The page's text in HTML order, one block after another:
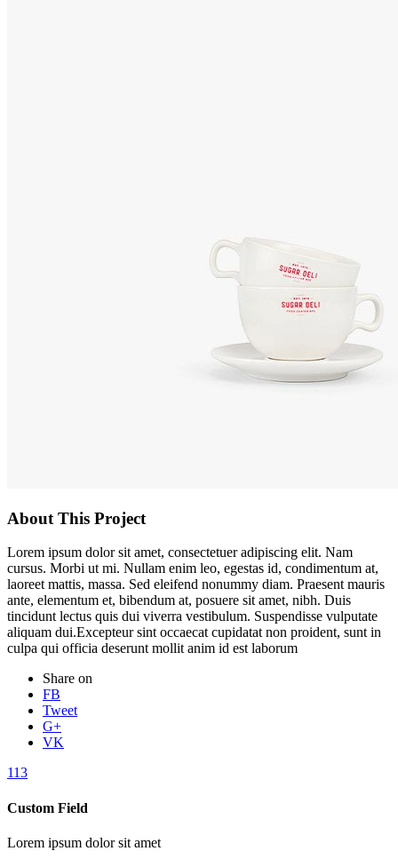
About This Project
Lorem ipsum dolor sit amet, consectetuer adipiscing elit. Nam
cursus. Morbi ut mi. Nullam enim leo, egestas id, condimentum at,
laoreet mattis, massa. Sed eleifend nonummy diam. Praesent mauris
ante, elementum et, bibendum at, posuere sit amet, nibh. Duis
tincidunt lectus quis dui viverra vestibulum. Suspendisse vulputate
aliquam dui.Excepteur sint occaecat cupidatat non proident, sunt in
culpa qui officia deserunt mollit anim id est laborum
Share on
FB
Tweet
G+
VK
113
Custom Field
Lorem ipsum dolor sit amet